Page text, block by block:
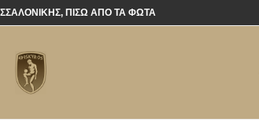
ΠΊΣΩ ΑΠΌ ΤΑ ΦΏΤΑ